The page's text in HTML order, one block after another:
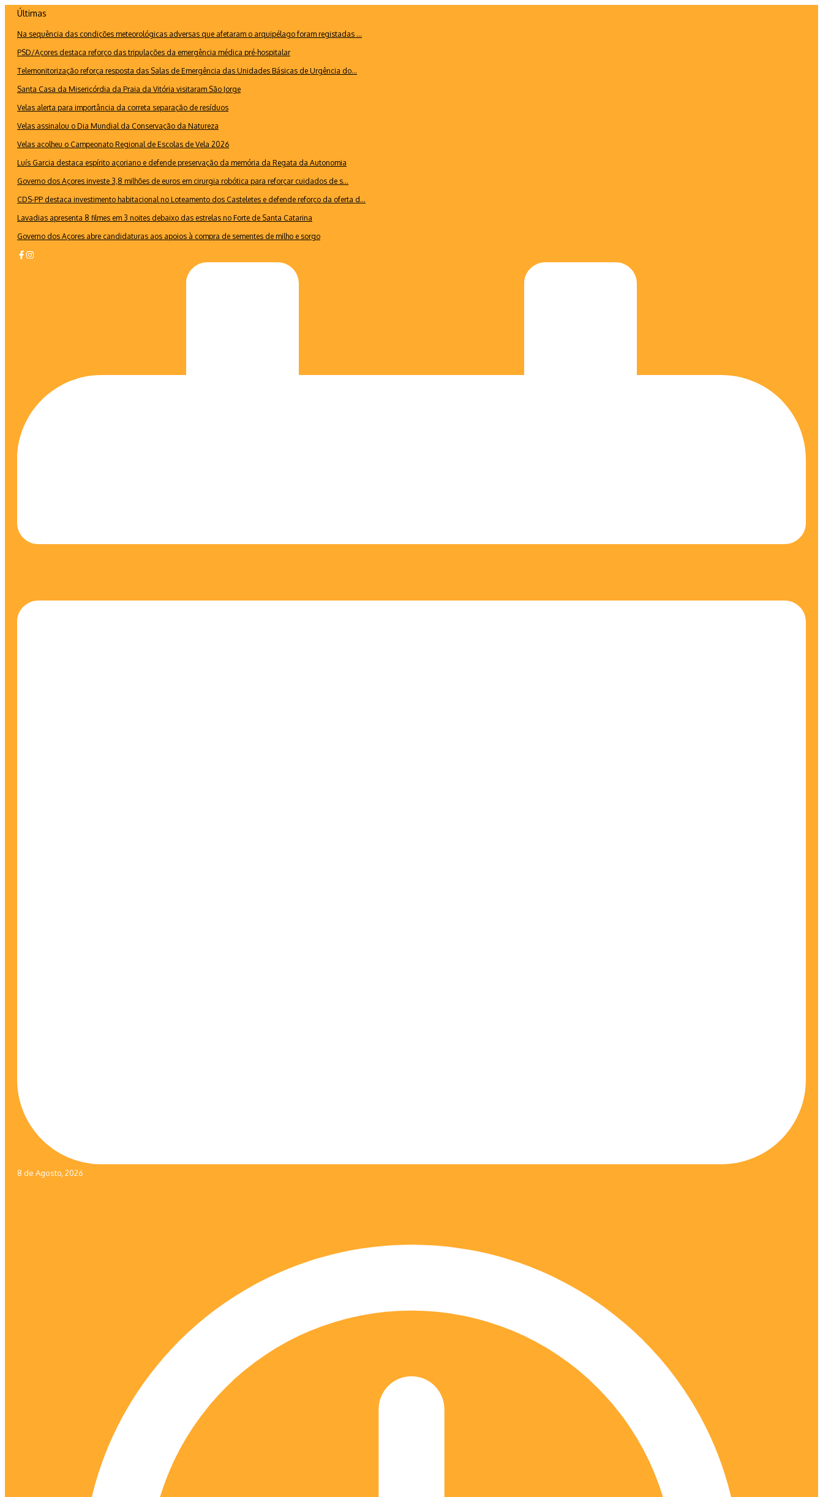
conteúdo
Últimas
Na sequência das condições meteorológicas adversas que afetaram o arquipélago foram registadas ...
PSD/Açores destaca reforço das tripulações da emergência médica pré-hospitalar
Telemonitorização reforça resposta das Salas de Emergência das Unidades Básicas de Urgência do...
Santa Casa da Misericórdia da Praia da Vitória visitaram São Jorge
Velas alerta para importância da correta separação de resíduos
Velas assinalou o Dia Mundial da Conservação da Natureza
Velas acolheu o Campeonato Regional de Escolas de Vela 2026
Luís Garcia destaca espírito açoriano e defende preservação da memória da Regata da Autonomia
Governo dos Açores investe 3,8 milhões de euros em cirurgia robótica para reforçar cuidados de s...
CDS-PP destaca investimento habitacional no Loteamento dos Casteletes e defende reforço da oferta d...
Lavadias apresenta 8 filmes em 3 noites debaixo das estrelas no Forte de Santa Catarina
Governo dos Açores abre candidaturas aos apoios à compra de sementes de milho e sorgo
8 de Agosto, 2026